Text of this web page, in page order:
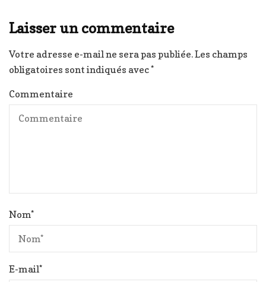
Laisser un commentaire
Votre adresse e-mail ne sera pas publiée.Les champs
obligatoires sont indiqués avec*
Commentaire
Nom*
E-mail*